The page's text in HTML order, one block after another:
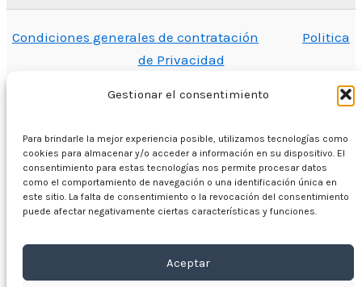
Gestionar el consentimiento
Para brindarle la mejor experiencia posible, utilizamos tecnologías como
cookies para almacenar y/o acceder a información en su dispositivo. El
consentimiento para estas tecnologías nos permite procesar datos
como el comportamiento de navegación o una identificación única en
este sitio. La falta de consentimiento o la revocación del consentimiento
puede afectar negativamente ciertas características y funciones.
Aceptar
Condiciones generales de contratación
Politica
de Privacidad
En casa
Comercio
Motores eléctricos
Convertidor de frecuencia
Sobre nosotros
Contacto